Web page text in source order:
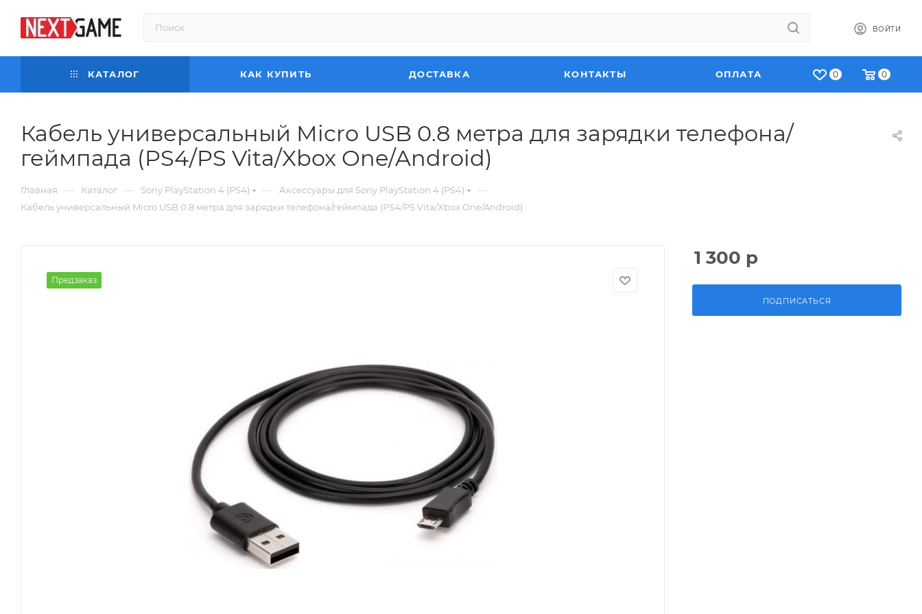
ВОЙТИ
0 0
КАТАЛОГ КАК КУПИТЬ ДОСТАВКА КОНТАКТЫ ОПЛАТА
Кабель универсальный Micro USB 0.8 метра для зарядки телефона/
геймпада (PS4/PS Vita/Xbox One/Android)
Главная — Каталог — Sony PlayStation 4 (PS4) — Аксессуары для Sony PlayStation 4 (PS4) —
Кабель универсальный Micro USB 0.8 метра для зарядки телефона/геймпада (PS4/PS Vita/Xbox One/Android)
Предзаказ
1 300 р
ПОДПИСАТЬСЯ